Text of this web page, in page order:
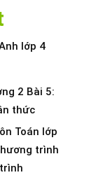
lớp 4
2 Bài 5:
thức
Toán lớp
trình